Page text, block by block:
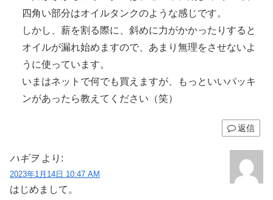
四角い部分はオイルタンクのような感じです。
しかし、薪を割る際に、斜めに力がかかったりすると
オイルが漏れ始めますので、あまり無理をさせないよ
うに使っています。
いまはネットで何でも買えますが、もっといいパッキ
ンがあったら教えてください（笑）
返信
ハギヲ より:
2023年1月14日 10:47 AM
はじめまして。